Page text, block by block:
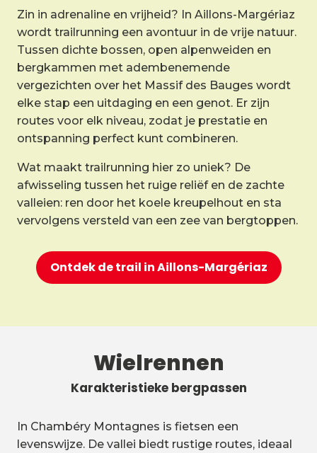
Zin in adrenaline en vrijheid? In Aillons-Margériaz
wordt trailrunning een avontuur in de vrije natuur.
Tussen dichte bossen, open alpenweiden en
bergkammen met adembenemende
vergezichten over het Massif des Bauges wordt
elke stap een uitdaging en een genot. Er zijn
routes voor elk niveau, zodat je prestatie en
ontspanning perfect kunt combineren.
Wat maakt trailrunning hier zo uniek? De
afwisseling tussen het ruige reliëf en de zachte
valleien: ren door het koele kreupelhout en sta
vervolgens versteld van een zee van bergtoppen.
Ontdek de trail in Aillons-Margériaz
Wielrennen
Karakteristieke bergpassen
In Chambéry Montagnes is fietsen een
levenswijze. De vallei biedt rustige routes, ideaal